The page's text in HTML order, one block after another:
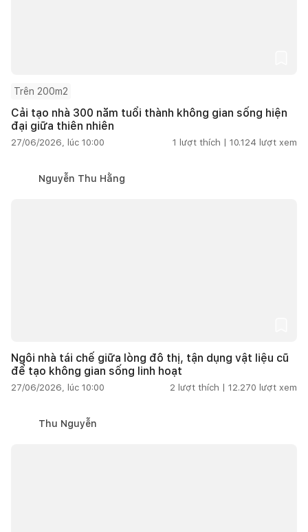
Trên 200m2
Cải tạo nhà 300 năm tuổi thành không gian sống hiện
đại giữa thiên nhiên
27/06/2026, lúc 10:00 1 lượt thích | 10.124 lượt xem
Nguyễn Thu Hằng
Ngôi nhà tái chế giữa lòng đô thị, tận dụng vật liệu cũ
để tạo không gian sống linh hoạt
27/06/2026, lúc 10:00 2 lượt thích | 12.270 lượt xem
Thu Nguyễn